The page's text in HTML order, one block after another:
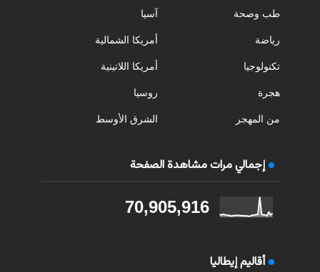
طب وصحة
رياضة
تكنولوجيا
هجرة
من المهجر
آسيا
أمريكا الشمالية
أمريكا اللاتينية
روسيا
الشرق الأوسط
إجمالي مرات مشاهدة الصفحة
70,905,916
أقاليم إيطاليا